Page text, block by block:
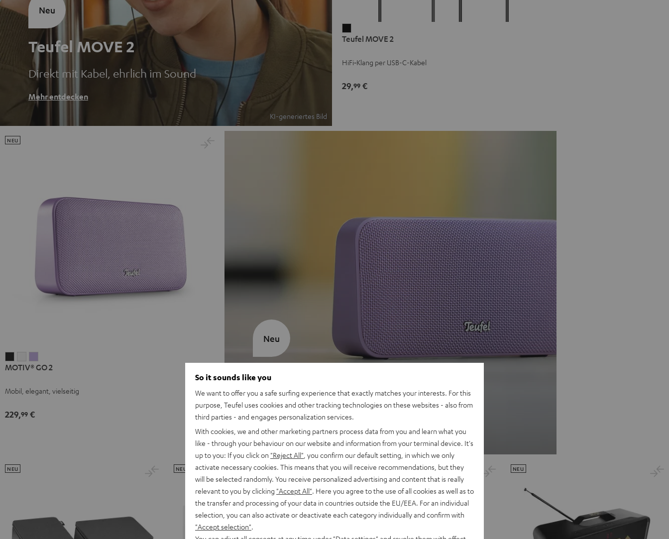
Teufel MOVE 2
Direkt mit Kabel, ehrlich im Sound
Mehr entdecken
Neu
MOVE
Schwarz
Teufel MOVE 2
HiFi‑Klang per USB-C-Kabel
29,99 €
GO
Night
GO
Silver
GO
Soft
MOTIV® GO 2
Mobil, elegant, vielseitig
NEU
229,99 €
MOTIV® GO 2
Stil trifft Sound
Neu
NEU NEU NEU NEU
So it sounds like you
We want to offer you a safe surfing experience that exactly matches your interests. For this
purpose, Teufel uses cookies and other tracking technologies on these websites - also from
third parties - and engages personalization services.
With cookies, we and other marketing partners process data from you and learn what you
like - through your behaviour on our website and information from your terminal device. It's
up to you: If you click on "Reject All" , you confirm our default setting, in which we only
activate necessary cookies. This means that you will receive recommendations, but they
will be selected randomly. You receive personalized advertising and content that is really
relevant to you by clicking "Accept All" . Here you agree to the use of all cookies as well as to
the transfer and processing of your data in countries outside the EU/EEA. For an individual
selection, you can also activate or deactivate each category individually and confirm with
"Accept selection"